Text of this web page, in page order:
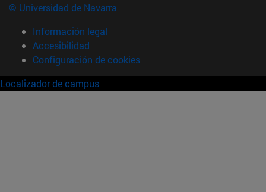
© Universidad de Navarra
Información legal
Accesibilidad
Configuración de cookies
Localizador de campus